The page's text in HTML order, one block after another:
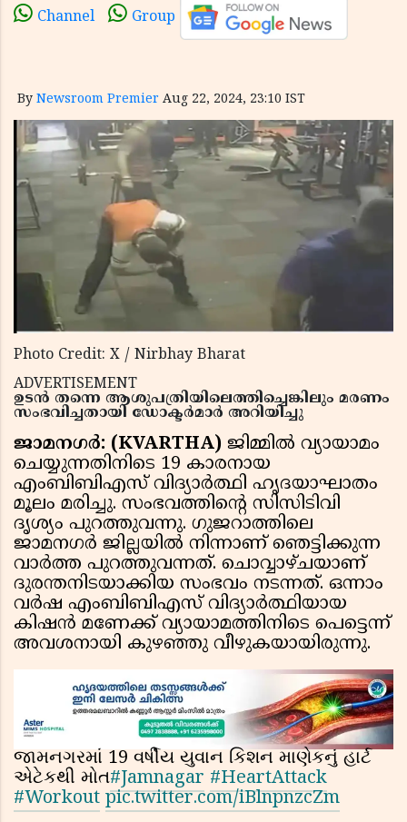
Channel Group
By Newsroom Premier Aug 22, 2024, 23:10 IST
Photo Credit: X / Nirbhay Bharat
ADVERTISEMENT
ഉടന്‍ തന്നെ ആശുപത്രിയിലെത്തിച്ചെങ്കിലും മരണം
സംഭവിച്ചതായി ഡോക്ടര്‍മാര്‍ അറിയിച്ചു
ജാമനഗര്‍: (KVARTHA) ജിമ്മില്‍ വ്യായാമം
ചെയ്യുന്നതിനിടെ 19 കാരനായ
എംബിബിഎസ് വിദ്യാര്‍ത്ഥി ഹൃദയാഘാതം
മൂലം മരിച്ചു. സംഭവത്തിന്റെ സിസിടിവി
ദൃശ്യം പുറത്തുവന്നു. ഗുജറാത്തിലെ
ജാമനഗര്‍ ജില്ലയില്‍ നിന്നാണ് ഞെട്ടിക്കുന്ന
വാര്‍ത്ത പുറത്തുവന്നത്. ചൊവ്വാഴ്ചയാണ്
ദുരന്തനിടയാക്കിയ സംഭവം നടന്നത്. ഒന്നാം
വര്‍ഷ എംബിബിഎസ് വിദ്യാര്‍ത്ഥിയായ
കിഷന്‍ മണേക്ക് വ്യായാമത്തിനിടെ പെട്ടെന്ന്
അവശനായി കുഴഞ്ഞു വീഴുകയായിരുന്നു.
જામનગરમાં 19 વર્ષીય યુવાન કિશન માણેકનું હાર્ટ
એટેકથી મોત#Jamnagar #HeartAttack
#Workout pic.twitter.com/iBlnpnzcZm